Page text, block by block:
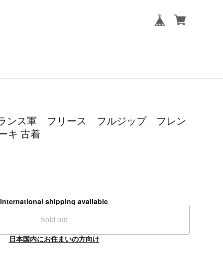
ンス軍 フリース フルジップ フレン
キ 古着
International shipping available
Sold out
日本国内にお住まいの方向け